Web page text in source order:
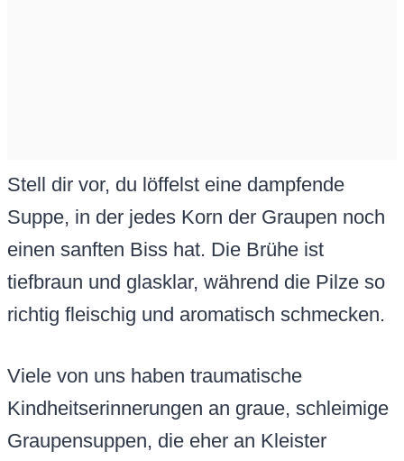
Stell dir vor, du löffelst eine dampfende
Suppe, in der jedes Korn der Graupen noch
einen sanften Biss hat. Die Brühe ist
tiefbraun und glasklar, während die Pilze so
richtig fleischig und aromatisch schmecken.
Viele von uns haben traumatische
Kindheitserinnerungen an graue, schleimige
Graupensuppen, die eher an Kleister